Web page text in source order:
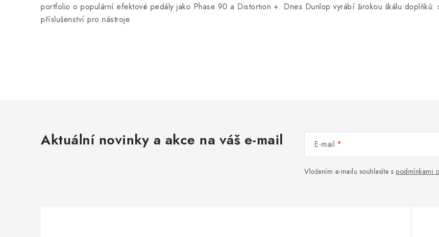
portfolio o populární efektové pedály jako Phase 90 a Distortion +. Dnes Dunlop vyrábí širokou škálu doplňků:
příslušenství pro nástroje.
Aktuální novinky a akce na váš e-mail E-mail
Vložením e-mailu souhlasíte s podmínkami